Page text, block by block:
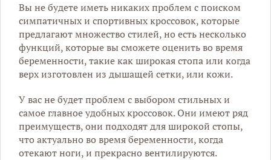
Вы не будете иметь никаких проблем с поиском
симпатичных и спортивных кроссовок, которые
предлагают множество стилей, но есть несколько
функций, которые вы сможете оценить во время
беременности, такие как широкая стопа или когда
верх изготовлен из дышащей сетки, или кожи.
У вас не будет проблем с выбором стильных и
самое главное удобных кроссовок. Они имеют ряд
преимуществ, они подходят для широкой стопы,
что актуально во время беременности, когда
отекают ноги, и прекрасно вентилируются.